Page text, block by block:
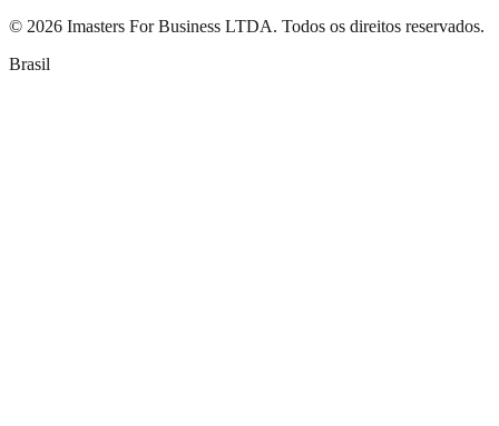
© 2026 Imasters For Business LTDA. Todos os direitos reservados.
Brasil